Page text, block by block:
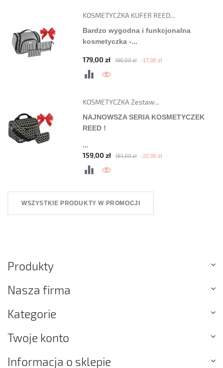
KOSMETYCZKA KUFER REED...
Bardzo wygodna i funkcjonalna
kosmetyczka -...
Cena podstawowa
196,00 zł -17,00 zł
Cena
179,00 zł
KOSMETYCZKA Zestaw...
NAJNOWSZA SERIA KOSMETYCZEK
REED !
...
Cena podstawowa
181,00 zł -22,00 zł
Cena
159,00 zł
WSZYSTKIE PRODUKTY W PROMOCJI
Produkty
Nasza firma
Kategorie
Twoje konto
Informacja o sklepie